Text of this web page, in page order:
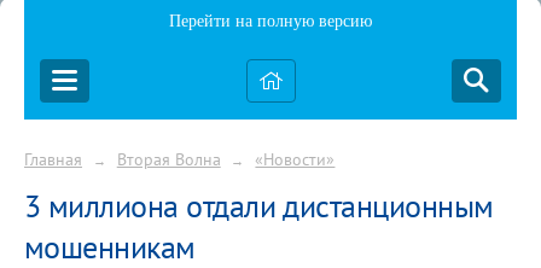
Перейти на полную версию
Главная → Вторая Волна → «Новости»
3 миллиона отдали дистанционным
мошенникам